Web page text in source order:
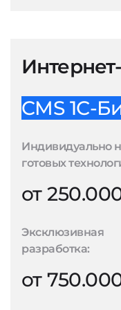
CMS 1С-
Индивидуально
готовых
от
Эксклюзивная
разработка:
от